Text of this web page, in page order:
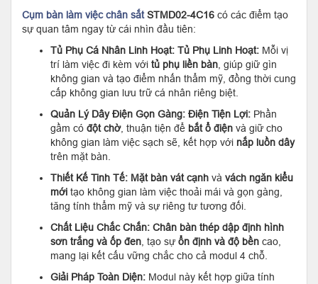
Cụm bàn làm việc chân sắtSTMD02-4C16 có các điểm tạo
sự quan tâm ngay từ cái nhìn đầu tiên:
Tủ Phụ Cá Nhân Linh Hoạt: Tủ Phụ Linh Hoạt: Mỗi vị
trí làm việc đi kèm với tủ phụ liền bàn , giúp giữ gìn
không gian và tạo điểm nhấn thẩm mỹ, đồng thời cung
cấp không gian lưu trữ cá nhân riêng biệt.
Quản Lý Dây Điện Gọn Gàng: Điện Tiện Lợi: Phần
gầm có đột chờ, thuận tiện để bắt ổ điện và giữ cho
không gian làm việc sạch sẽ, kết hợp với nắp luồn dây
trên mặt bàn.
Thiết Kế Tinh Tế: Mặt bàn vát cạnh và vách ngăn kiểu
mới tạo không gian làm việc thoải mái và gọn gàng,
tăng tính thẩm mỹ và sự riêng tư tương đối.
Chất Liệu Chắc Chắn: Chân bàn thép dập định hình
sơn trắng và ốp đen , tạo sự ổn định và độ bền cao,
mang lại kết cấu vững chắc cho cả modul 4 chỗ.
Giải Pháp Toàn Diện: Modul này kết hợp giữa tính